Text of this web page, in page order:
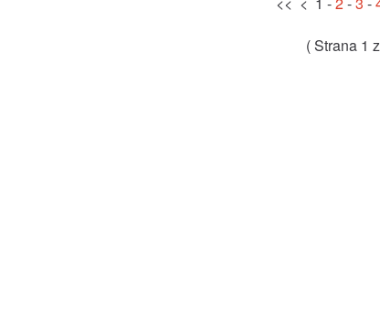
( Strana 1